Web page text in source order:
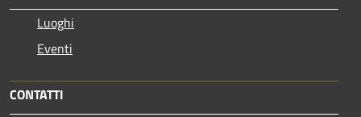
Luoghi
Eventi
CONTATTI